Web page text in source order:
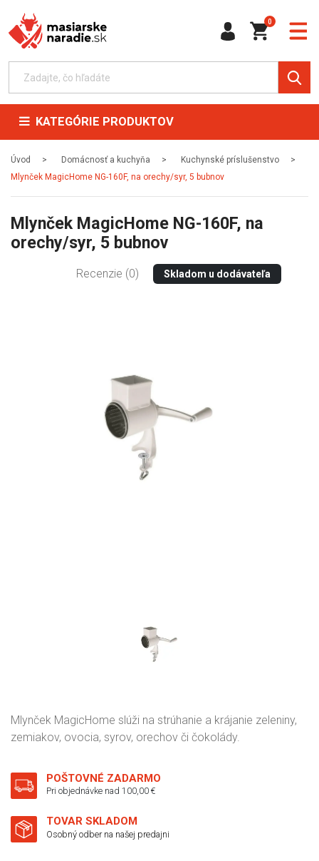
0
KATEGÓRIE PRODUKTOV
Úvod Domácnosť a kuchyňa
Kuchynské príslušenstvo
Mlynček MagicHome NG-160F, na orechy/syr, 5 bubnov
Mlynček MagicHome NG-160F, na
orechy/syr, 5 bubnov
Recenzie (0) Skladom u dodávateľa
Mlynček MagicHome slúži na strúhanie a krájanie zeleniny,
zemiakov, ovocia, syrov, orechov či čokolády.
POŠTOVNÉ ZADARMO
Pri objednávke nad 100,00 €
TOVAR SKLADOM
Osobný odber na našej predajni